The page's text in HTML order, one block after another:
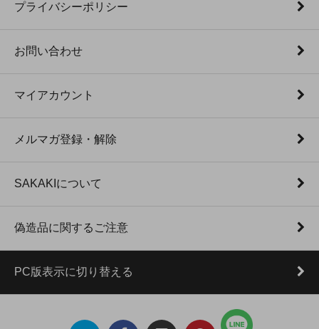
プライバシーポリシー
お問い合わせ
マイアカウント
メルマガ登録・解除
SAKAKIについて
偽造品に関するご注意
PC版表示に切り替える